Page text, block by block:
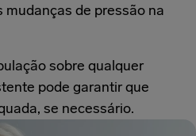
mudanças de pressão na
sobre qualquer
pode garantir que
se necessário.